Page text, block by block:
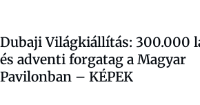
Dubaji Világkiállítás: 300.000
és adventi forgatag a Magyar
Pavilonban – KÉPEK